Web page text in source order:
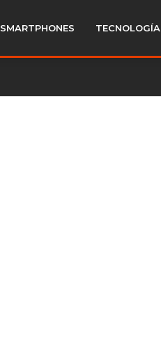
SMARTPHONES TECNOLOGÍA